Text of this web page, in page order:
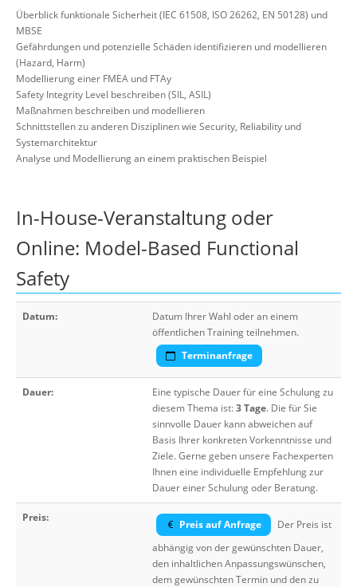
Überblick funktionale Sicherheit (IEC 61508, ISO 26262, EN 50128) und
MBSE
Gefährdungen und potenzielle Schäden identifizieren und modellieren
(Hazard, Harm)
Modellierung einer FMEA und FTAy
Safety Integrity Level beschreiben (SIL, ASIL)
Maßnahmen beschreiben und modellieren
Schnittstellen zu anderen Disziplinen wie Security, Reliability und
Systemarchitektur
Analyse und Modellierung an einem praktischen Beispiel
In-House-Veranstaltung oder
Online: Model-Based Functional
Safety
Datum:
Datum Ihrer Wahl oder an einem
öffentlichen Training teilnehmen.
Terminanfrage
Dauer:
Eine typische Dauer für eine Schulung zu
diesem Thema ist:3 Tage. Die für Sie
sinnvolle Dauer kann abweichen auf
Basis Ihrer konkreten Vorkenntnisse und
Ziele. Gerne geben unsere Fachexperten
Ihnen eine individuelle Empfehlung zur
Dauer einer Schulung oder Beratung.
Preis:
Preis auf Anfrage
Der Preis ist
abhängig von der gewünschten Dauer,
den inhaltlichen Anpassungswünschen,
dem gewünschten Termin und den zu